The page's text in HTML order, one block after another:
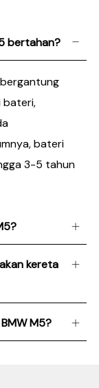
bertahan?
bateri,
bateri
3-5 tahun
kereta
M5?